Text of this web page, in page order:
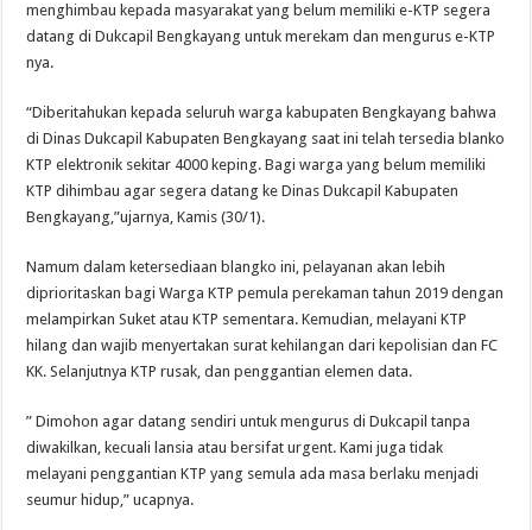
menghimbau kepada masyarakat yang belum memiliki e-KTP segera
datang di Dukcapil Bengkayang untuk merekam dan mengurus e-KTP
nya.
“Diberitahukan kepada seluruh warga kabupaten Bengkayang bahwa
di Dinas Dukcapil Kabupaten Bengkayang saat ini telah tersedia blanko
KTP elektronik sekitar 4000 keping. Bagi warga yang belum memiliki
KTP dihimbau agar segera datang ke Dinas Dukcapil Kabupaten
Bengkayang,”ujarnya, Kamis (30/1).
Namum dalam ketersediaan blangko ini, pelayanan akan lebih
diprioritaskan bagi Warga KTP pemula perekaman tahun 2019 dengan
melampirkan Suket atau KTP sementara. Kemudian, melayani KTP
hilang dan wajib menyertakan surat kehilangan dari kepolisian dan FC
KK. Selanjutnya KTP rusak, dan penggantian elemen data.
” Dimohon agar datang sendiri untuk mengurus di Dukcapil tanpa
diwakilkan, kecuali lansia atau bersifat urgent. Kami juga tidak
melayani penggantian KTP yang semula ada masa berlaku menjadi
seumur hidup,” ucapnya.